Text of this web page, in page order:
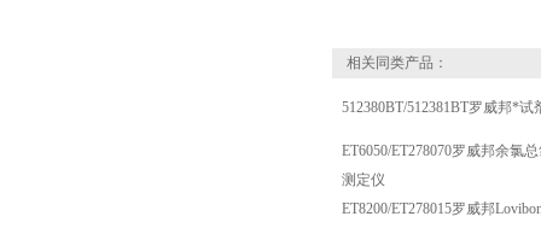
相关同类产品：
512380BT/512381BT罗威邦*试
ET6050/ET278070罗威邦余氯
测定仪
ET8200/ET278015罗威邦